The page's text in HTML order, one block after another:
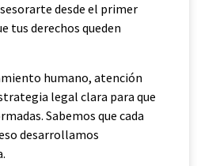
desde el primer
tus derechos queden
humano, atención
legal clara para que
Sabemos que cada
desarrollamos